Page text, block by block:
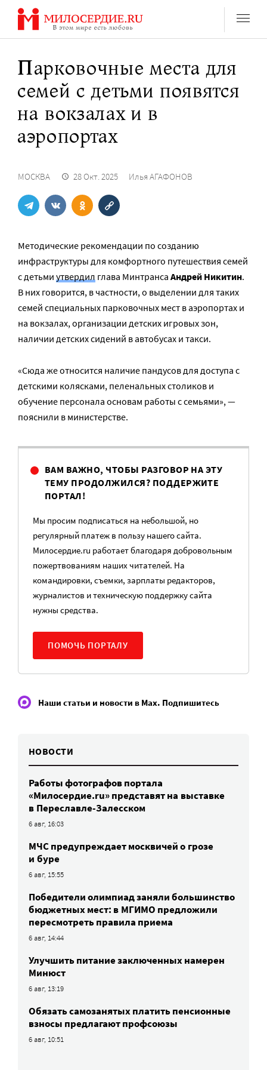
Перейти
содержанию
Парковочные места для
семей с детьми появятся
на вокзалах и в
аэропортах
МОСКВА 28 Окт. 2025 Илья АГАФОНОВ
Методические рекомендации по созданию
инфраструктуры для комфортного путешествия семей
с детьми утвердил глава Минтранса Андрей Никитин.
В них говорится, в частности, о выделении для таких
семей специальных парковочных мест в аэропортах и
на вокзалах, организации детских игровых зон,
наличии детских сидений в автобусах и такси.
«Сюда же относится наличие пандусов для доступа с
детскими колясками, пеленальных столиков и
обучение персонала основам работы с семьями», —
пояснили в министерстве.
ВАМ ВАЖНО, ЧТОБЫ РАЗГОВОР НА ЭТУ
ТЕМУ ПРОДОЛЖИЛСЯ? ПОДДЕРЖИТЕ
ПОРТАЛ!
Мы просим подписаться на небольшой, но
регулярный платеж в пользу нашего сайта.
Милосердие.ru работает благодаря добровольным
пожертвованиям наших читателей. На
командировки, съемки, зарплаты редакторов,
журналистов и техническую поддержку сайта
нужны средства.
ПОМОЧЬ ПОРТАЛУ
Наши статьи и новости в Max. Подпишитесь
НОВОСТИ
Работы фотографов портала
«Милосердие.ru» представят на выставке
в Переславле-Залесском
6 авг, 16:03
МЧС предупреждает москвичей о грозе
и буре
6 авг, 15:55
Победители олимпиад заняли большинство
бюджетных мест: в МГИМО предложили
пересмотреть правила приема
6 авг, 14:44
Улучшить питание заключенных намерен
Минюст
6 авг, 13:19
Обязать самозанятых платить пенсионные
взносы предлагают профсоюзы
6 авг, 10:51